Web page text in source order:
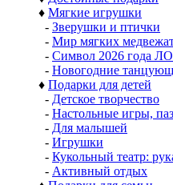
♦ Мягкие игрушки
- Зверушки и птички
- Мир мягких
- Символ 2026 года
- Новогодние
♦ Подарки для детей
- Детское творчество
- Настольные игры,
- Для малышей
- Игрушки
- Кукольный театр:
- Активный отдых